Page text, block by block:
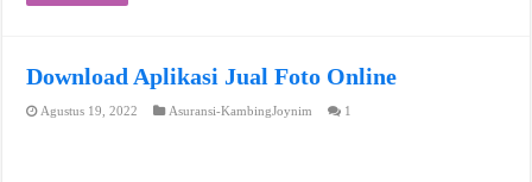
Download Aplikasi Jual Foto Online
Agustus 19, 2022 Asuransi-KambingJoynim 1